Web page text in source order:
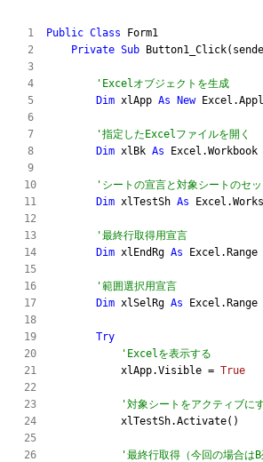
Public Class Form1
Private Sub
'Excelオブジェクトを生成
Dim xlApp As New
'指定したExcelファイルを開く
Dim xlBk As
'シートの宣言と対象シートのセ
Dim xlTestSh As
'最終行取得用宣言
Dim xlEndRg As Excel.Range
'範囲選択用宣言
Dim xlSelRg As Excel.Range
Try
'Excelを表示する
            xlApp.Visible =
True
'対象シートをアクティブに
            xlTestSh.Activate()
'最終行取得（今回の場合はB